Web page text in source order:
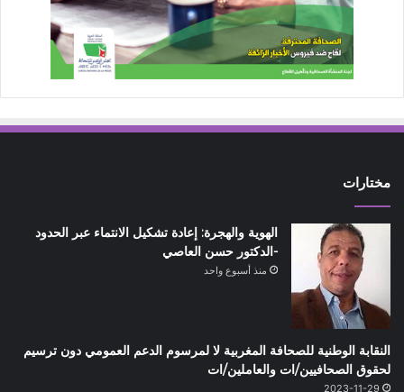
مختارات
الهوية والهجرة: إعادة تشكيل الانتماء عبر الحدود
-الدكتور حسن العاصي
منذ أسبوع واحد
النقابة الوطنية للصحافة المغربية لا لمرسوم الدعم العمومي دون ترسيم
لحقوق الصحافيين/ات والعاملين/ات
2023-11-29